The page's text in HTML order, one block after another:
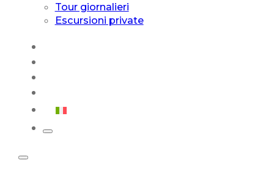
Tour giornalieri
Escursioni private